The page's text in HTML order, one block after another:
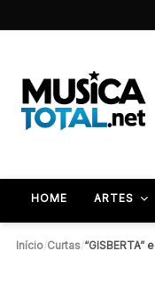
HOME ARTES
Início Curtas